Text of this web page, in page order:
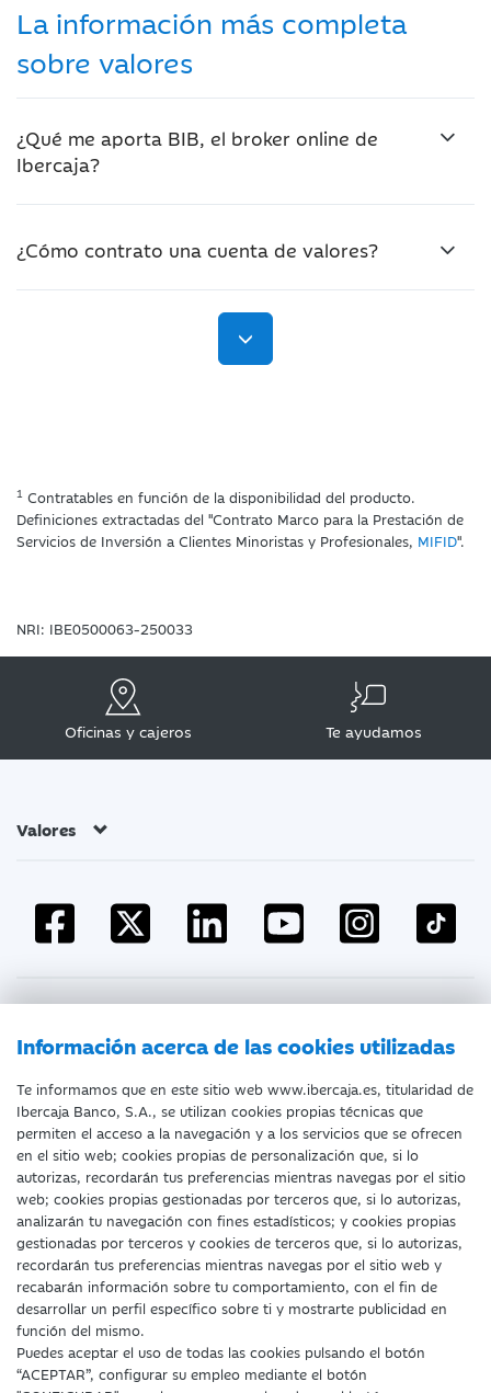
La información más completa
sobre valores
¿Qué me aporta BIB, el broker online de
Ibercaja?
¿Cómo contrato una cuenta de valores?
1 Contratables en función de la disponibilidad del producto.
Definiciones extractadas del "Contrato Marco para la Prestación de
Servicios de Inversión a Clientes Minoristas y Profesionales, MIFID".
NRI: IBE0500063-250033
Oficinas y cajeros Te ayudamos
Información acerca de las cookies utilizadas
Te informamos que en este sitio web www.ibercaja.es, titularidad de
Ibercaja Banco, S.A., se utilizan cookies propias técnicas que
permiten el acceso a la navegación y a los servicios que se ofrecen
en el sitio web; cookies propias de personalización que, si lo
autorizas, recordarán tus preferencias mientras navegas por el sitio
web; cookies propias gestionadas por terceros que, si lo autorizas,
analizarán tu navegación con fines estadísticos; y cookies propias
gestionadas por terceros y cookies de terceros que, si lo autorizas,
recordarán tus preferencias mientras navegas por el sitio web y
recabarán información sobre tu comportamiento, con el fin de
desarrollar un perfil específico sobre ti y mostrarte publicidad en
función del mismo.
Puedes aceptar el uso de todas las cookies pulsando el botón
“ACEPTAR”, configurar su empleo mediante el botón
Valores
Documentación a clientes Aviso Legal
Protección datos personales Tarifas y Cotizaciones
Tablón de Anuncios Política de cookies
Declaración de accesibilidad